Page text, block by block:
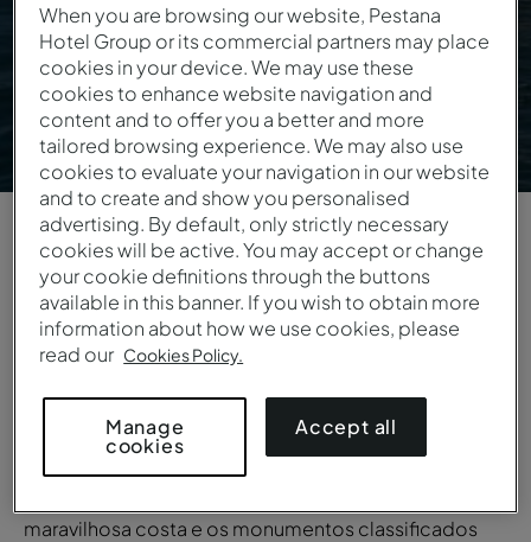
VISTA GERAL
Centro de Portugal
Estamos numa região onde o verde das montanhas
contrasta com o azul do Atlântico, as cidades juntam
modernidade e tradição e as aldeias carregam anos
maravilhosa costa e os monumentos classificados
1/6
When you are browsing our website, Pestana
Hotel Group or its commercial partners may place
cookies in your device. We may use these
cookies to enhance website navigation and
content and to offer you a better and more
tailored browsing experience. We may also use
cookies to evaluate your navigation in our website
and to create and show you personalised
advertising. By default, only strictly necessary
cookies will be active. You may accept or change
your cookie definitions through the buttons
available in this banner. If you wish to obtain more
information about how we use cookies, please
read our Cookies Policy.
Manage
cookies
Accept all